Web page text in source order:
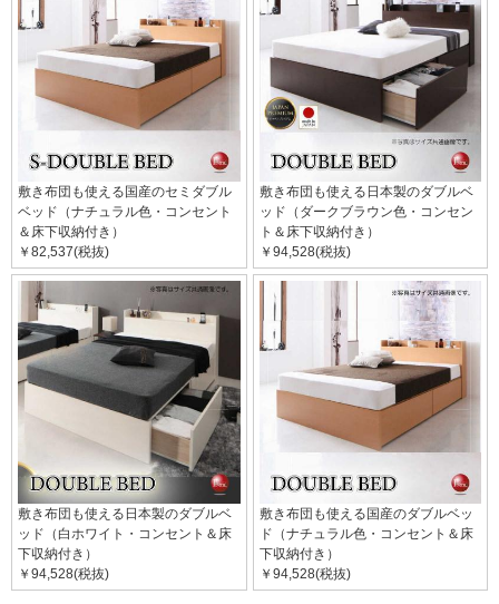
敷き布団も使える国産のセミダブル
ベッド（ナチュラル色・コンセント
＆床下収納付き）
￥82,537(税抜)
敷き布団も使える日本製のダブルベ
ッド（ダークブラウン色・コンセン
ト＆床下収納付き）
￥94,528(税抜)
敷き布団も使える日本製のダブルベ
ッド（白ホワイト・コンセント＆床
下収納付き）
￥94,528(税抜)
敷き布団も使える国産のダブルベッ
ド（ナチュラル色・コンセント＆床
下収納付き）
￥94,528(税抜)